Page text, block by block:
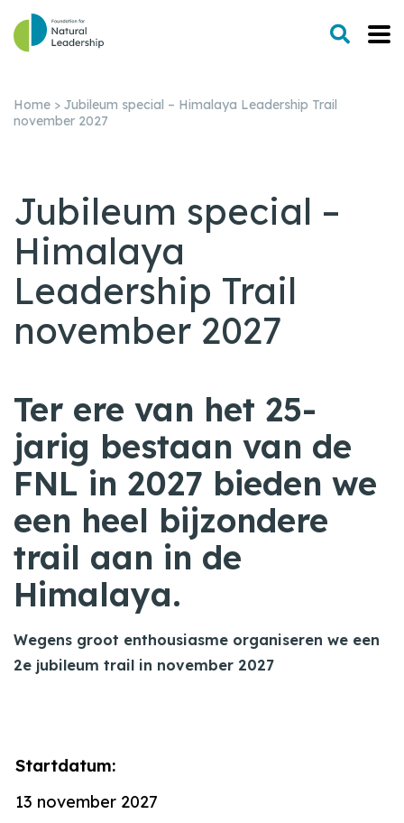
Home > Jubileum special – Himalaya Leadership Trail
november 2027
Jubileum special –
Himalaya
Leadership Trail
november 2027
Ter ere van het 25-
jarig bestaan van de
FNL in 2027 bieden we
een heel bijzondere
trail aan in de
Himalaya.
Wegens groot enthousiasme organiseren we een
2e jubileum trail in november 2027
Startdatum:
13 november 2027